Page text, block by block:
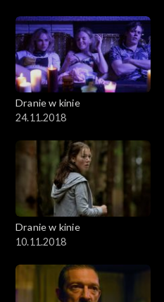
Dranie w kinie
24.11.2018
Dranie w kinie
10.11.2018